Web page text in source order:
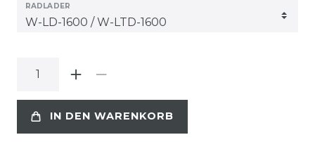
RADLADER
IN DEN WARENKORB